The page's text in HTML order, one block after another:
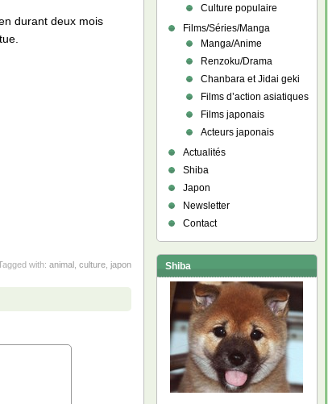
durant deux mois
with: animal, culture, japon
Culture populaire
Films/Séries/Manga
Manga/Anime
Renzoku/Drama
Chanbara et Jidai geki
Films d’action asiatiques
Films japonais
Acteurs japonais
Actualités
Shiba
Japon
Newsletter
Contact
Shiba